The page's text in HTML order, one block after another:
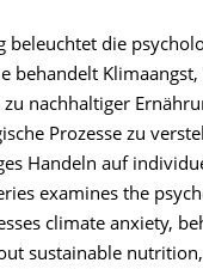
beleuchtet die
behandelt
zu nachhaltiger
Prozesse zu
Handeln auf
examines the
climate anxiety,
sustainable